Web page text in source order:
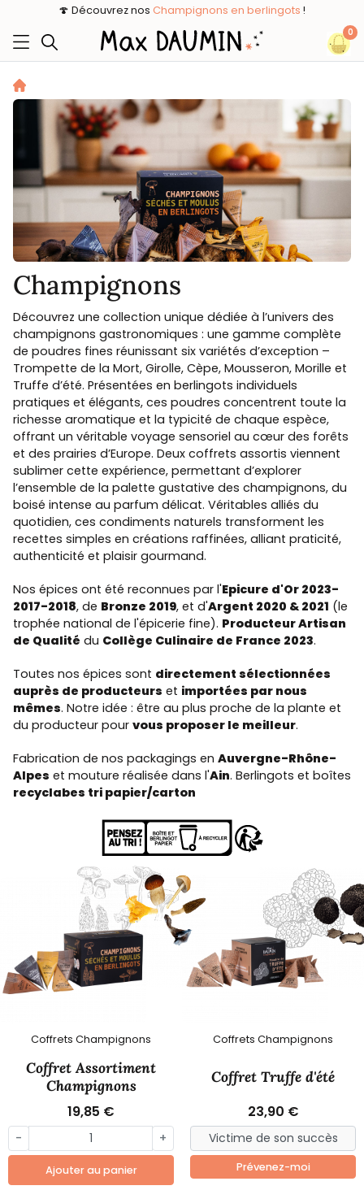
🍄 Découvrez nos Champignons en berlingots !
0
Champignons
Découvrez une collection unique dédiée à l’univers des
champignons gastronomiques : une gamme complète
de poudres fines réunissant six variétés d’exception –
Trompette de la Mort, Girolle, Cèpe, Mousseron, Morille et
Truffe d’été. Présentées en berlingots individuels
pratiques et élégants, ces poudres concentrent toute la
richesse aromatique et la typicité de chaque espèce,
offrant un véritable voyage sensoriel au cœur des forêts
et des prairies d’Europe. Deux coffrets assortis viennent
sublimer cette expérience, permettant d’explorer
l’ensemble de la palette gustative des champignons, du
boisé intense au parfum délicat. Véritables alliés du
quotidien, ces condiments naturels transforment les
recettes simples en créations raffinées, alliant praticité,
authenticité et plaisir gourmand.
Nos épices ont été reconnues par l'Epicure d'Or 2023-
2017-2018, de Bronze 2019, et d'Argent 2020 & 2021 (le
trophée national de l'épicerie fine). Producteur Artisan
de Qualité du Collège Culinaire de France 2023.
Toutes nos épices sont directement sélectionnées
auprès de producteurs et importées par nous
mêmes. Notre idée : être au plus proche de la plante et
du producteur pour vous proposer le meilleur.
Fabrication de nos packagings en Auvergne-Rhône-
Alpes et mouture réalisée dans l'Ain. Berlingots et boîtes
recyclabes tri papier/carton
Coffrets Champignons
Coffret Assortiment
Champignons
19,85 €
- +
Ajouter au panier
Coffrets Champignons
Coffret Truffe d'été
23,90 €
Prévenez-moi